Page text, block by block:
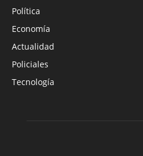
Política
Economía
Actualidad
Policiales
Tecnología